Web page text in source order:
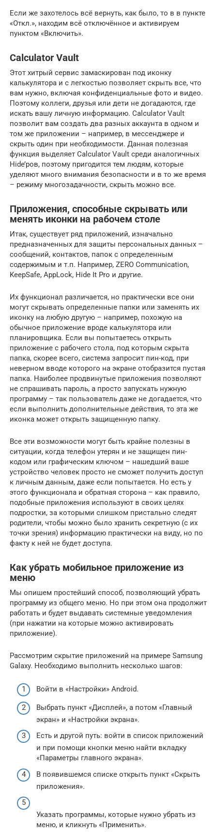
Если же захотелось всё вернуть, как было, то в в пункте
«Откл.», находим всё отключённое и активируем
пунктом «Включить».
Calculator Vault
Этот хитрый сервис замаскирован под иконку
калькулятора и с легкостью позволяет скрыть все, что
вам нужно, включая конфиденциальные фото и видео.
Поэтому коллеги, друзья или дети не догадаются, где
искать вашу личную информацию. Calculator Vault
позволит вам создать два разных аккаунта в одном и
том же приложении – например, в мессенджере и
скрыть один при необходимости. Данная полезная
функция выделяет Calculator Vault среди аналогичных
Hide’ров, поэтому пригодится тем людям, которые
уделяют много внимания безопасности и в то же время
– режиму многозадачности, скрыть можно все.
Приложения, способные скрывать или
менять иконки на рабочем столе
Итак, существует ряд приложений, изначально
предназначенных для защиты персональных данных –
сообщений, контактов, папок с определенным
содержимым и т.п. Например, ZERO Communication,
KeepSafe, AppLock, Hide It Pro и другие.
Их функционал различается, но практически все они
могут скрывать определенные папки или заменять их
иконку на любую другую – например, похожую на
обычное приложение вроде калькулятора или
планировщика. Если вы попытаетесь открыть
приложение с рабочего стола, под которым скрыта
папка, скорее всего, система запросит пин-код, при
неверном вводе которого на экране отобразится пустая
папка. Наиболее продвинутые приложения позволяют
не спрашивать пароль, а просто запускать нужную
программу – так пользователь даже не догадается, что
если выполнить дополнительные действия, то эта же
иконка может открыть защищенную папку.
Все эти возможности могут быть крайне полезны в
ситуации, когда телефон утерян и не защищен пин-
кодом или графическим ключом – нашедший ваше
устройство человек просто не сможет получить доступ
к личным данным, даже если попытается. Но есть у
этого функционала и обратная сторона – как правило,
подобные приложения используют в своих целях
подростки, за которыми слишком пристально следят
родители, чтобы можно было хранить секретную (с их
точки зрения) информацию практически на виду, но по
факту к ней не будет доступа.
Как убрать мобильное приложение из
меню
Мы опишем простейший способ, позволяющий убрать
программу из общего меню. Но при этом она продолжит
работать и будет выдавать системные уведомления
(при нажатии на которые можно активировать
приложение).
Рассмотрим скрытие приложений на примере Samsung
Galaxy. Необходимо выполнить несколько шагов:
Войти в «Настройки» Android.
Выбрать пункт «Дисплей», а потом «Главный
экран» и «Настройки экрана».
Есть и другой путь: войти в список приложений
и при помощи кнопки меню найти вкладку
«Параметры главного экрана».
В появившемся списке открыть пункт «Скрыть
приложения».
Указать программы, которые нужно убрать из
меню, и кликнуть «Применить».